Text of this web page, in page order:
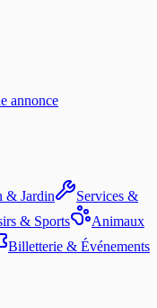
annonce
& Jardin
Services &
& Sports
Animaux
Billetterie & Événements